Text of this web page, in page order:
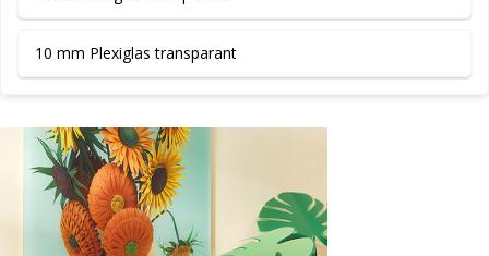
10 mm Plexiglas transparant